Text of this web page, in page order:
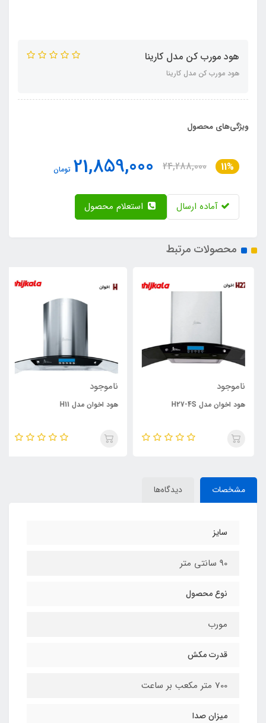
هود مورب کن مدل کارینا
هود مورب کن مدل کارینا
ویژگی‌های محصول
11%
24,288,000
21,859,000 تومان
آماده ارسال
محصولات مرتبط
ناموجود
هود اخوان مدل H27-4S
ناموجود
هود اخوان مدل H11
مشخصات دیدگاه‌ها
سایز
90 سانتی متر
نوع محصول
مورب
قدرت مکش
700 متر مکعب بر ساعت
میزان صدا